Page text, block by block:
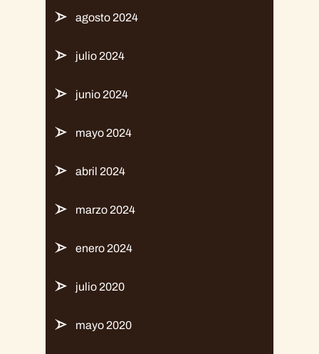
agosto 2024
julio 2024
junio 2024
mayo 2024
abril 2024
marzo 2024
enero 2024
julio 2020
mayo 2020